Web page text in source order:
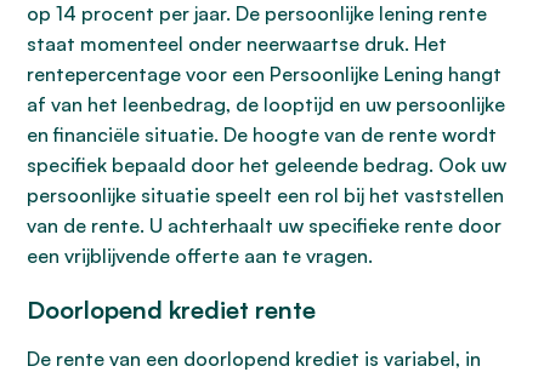
op 14 procent per jaar. De persoonlijke lening rente
staat momenteel onder neerwaartse druk. Het
rentepercentage voor een Persoonlijke Lening hangt
af van het leenbedrag, de looptijd en uw persoonlijke
en financiële situatie. De hoogte van de rente wordt
specifiek bepaald door het geleende bedrag. Ook uw
persoonlijke situatie speelt een rol bij het vaststellen
van de rente. U achterhaalt uw specifieke rente door
een vrijblijvende offerte aan te vragen.
Doorlopend krediet rente
De rente van een doorlopend krediet is variabel, in